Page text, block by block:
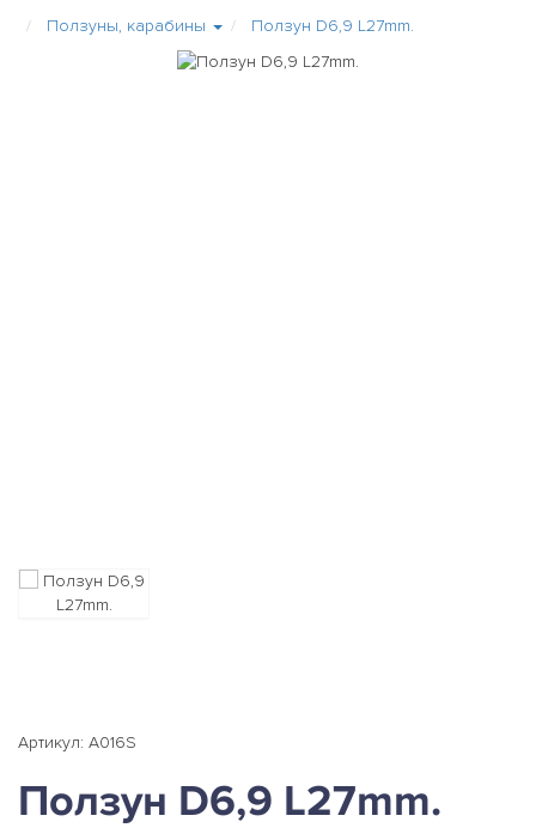
Ползуны, карабины Ползун D6,9 L27mm.
Артикул: A016S
Ползун D6,9 L27mm.